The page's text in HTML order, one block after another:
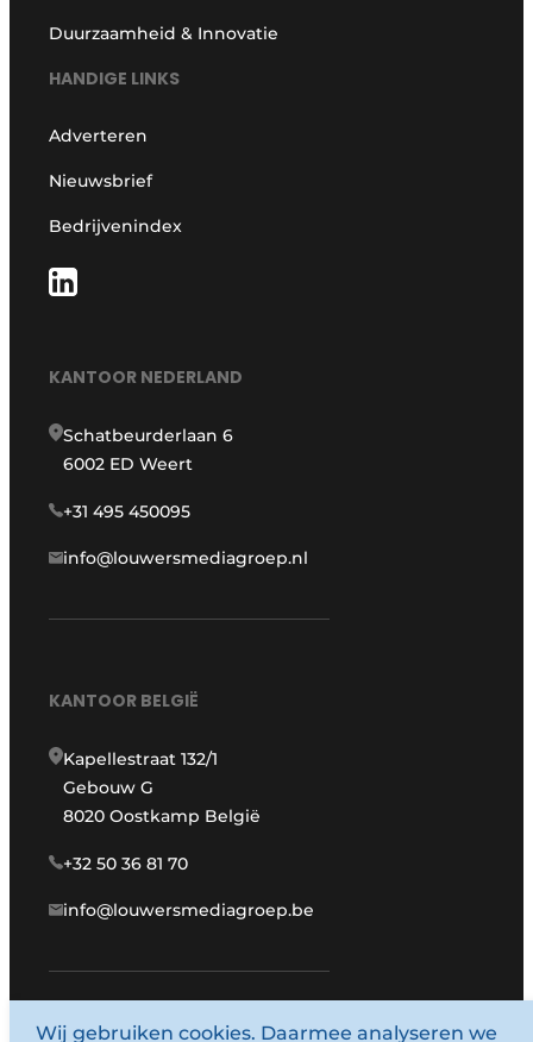
Duurzaamheid & Innovatie
HANDIGE LINKS
Adverteren
Nieuwsbrief
Bedrijvenindex
KANTOOR NEDERLAND
Schatbeurderlaan 6
6002 ED Weert
+31 495 450095
info@louwersmediagroep.nl
KANTOOR BELGIË
Kapellestraat 132/1
Gebouw G
8020 Oostkamp België
+32 50 36 81 70
info@louwersmediagroep.be
www.louwersmediagroep.com
Wij gebruiken cookies. Daarmee analyseren we